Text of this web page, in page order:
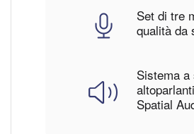
Set di tre
qualità da
Sistema a
Spatial